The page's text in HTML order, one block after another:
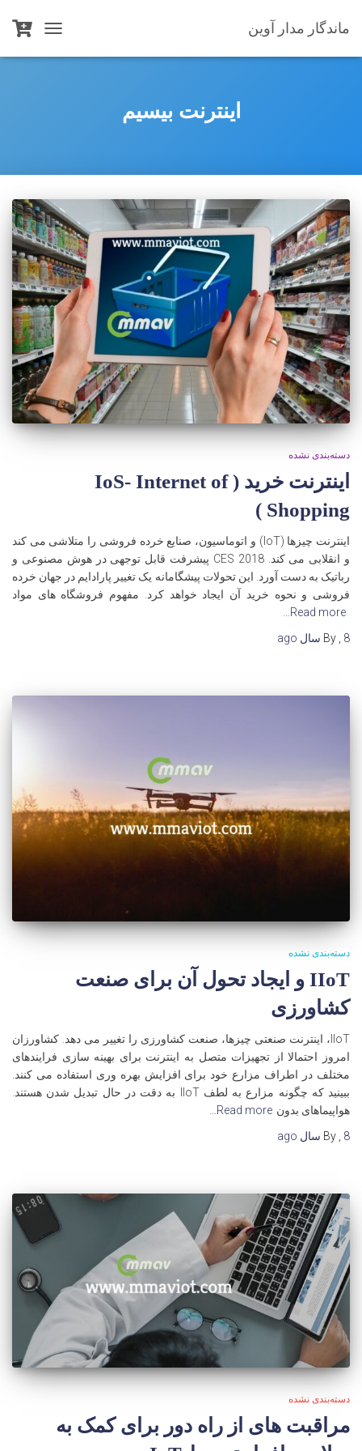
ماندگار مدار آوین
TOGGLE
NAVIGATION
اینترنت بیسیم
دسته‌بندی نشده
اینترنت خرید ( IoS- Internet of
Shopping )
اینترنت چیزها (IoT) و اتوماسیون، صنایع خرده فروشی را متلاشی می کند
و انقلابی می کند. CES 2018 پیشرفت قابل توجهی در هوش مصنوعی و
رباتیک به دست آورد. این تحولات پیشگامانه یک تغییر پارادایم در جهان خرده
فروشی و نحوه خرید آن ایجاد خواهد کرد. مفهوم فروشگاه های مواد
Read more…
By , 8 سال
دسته‌بندی نشده
IIoT و ایجاد تحول آن برای صنعت
کشاورزی
IIoT، اینترنت صنعتی چیزها، صنعت کشاورزی را تغییر می دهد. کشاورزان
امروز احتمالا از تجهیزات متصل به اینترنت برای بهینه سازی فرایندهای
مختلف در اطراف مزارع خود برای افزایش بهره وری استفاده می کنند.
ببینید که چگونه مزارع به لطف IIoT به دقت در حال تبدیل شدن هستند.
هواپیماهای بدون Read more…
By
8 سال
دسته‌بندی نشده
مراقبت های از راه دور برای کمک به